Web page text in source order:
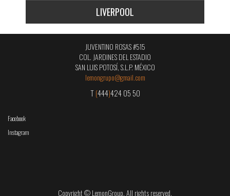
LIVERPOOL
JUVENTINO ROSAS #515
COL. JARDINES DEL ESTADIO
SAN LUIS POTOSÍ, S.L.P. MÉXICO
lemongrupo@gmail.com
T(444)424 05 50
Facebook
Instagram
Copyright © LemonGroup. All rights reserved.